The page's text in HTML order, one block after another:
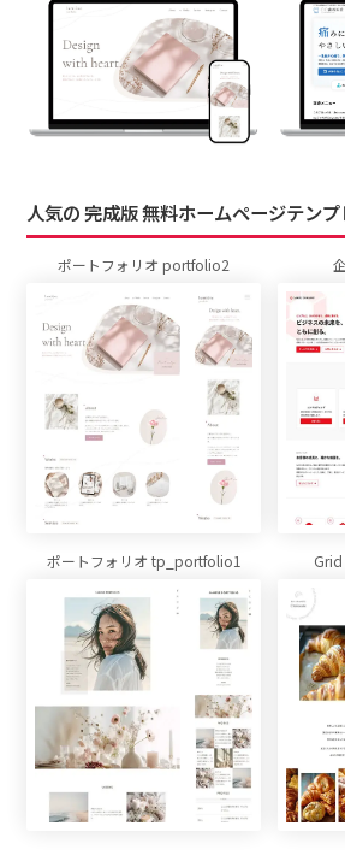
人気の 完成版 無料ホームページテン
ポートフォリオ portfolio2
ポートフォリオ tp_portfolio1